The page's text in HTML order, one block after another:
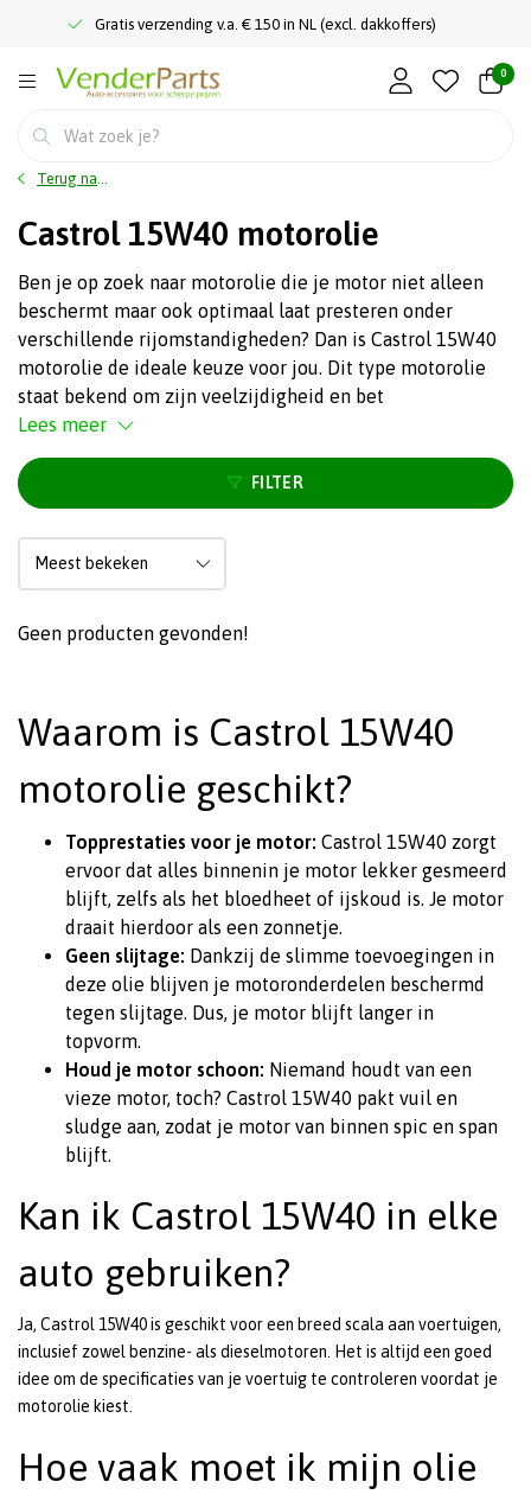
Gratis verzending v.a. € 150 in NL (excl. dakkoffers)
0
Terug naar home
Castrol 15W40 motorolie
Ben je op zoek naar motorolie die je motor niet alleen
beschermt maar ook optimaal laat presteren onder
verschillende rijomstandigheden? Dan is Castrol 15W40
motorolie de ideale keuze voor jou. Dit type motorolie
staat bekend om zijn veelzijdigheid en bet
Lees meer
FILTER
Geen producten gevonden!
Waarom is Castrol 15W40
motorolie geschikt?
Topprestaties voor je motor: Castrol 15W40 zorgt
ervoor dat alles binnenin je motor lekker gesmeerd
blijft, zelfs als het bloedheet of ijskoud is. Je motor
draait hierdoor als een zonnetje.
Geen slijtage: Dankzij de slimme toevoegingen in
deze olie blijven je motoronderdelen beschermd
tegen slijtage. Dus, je motor blijft langer in
topvorm.
Houd je motor schoon: Niemand houdt van een
vieze motor, toch? Castrol 15W40 pakt vuil en
sludge aan, zodat je motor van binnen spic en span
blijft.
Kan ik Castrol 15W40 in elke
auto gebruiken?
Ja, Castrol 15W40 is geschikt voor een breed scala aan voertuigen,
inclusief zowel benzine- als dieselmotoren. Het is altijd een goed
idee om de specificaties van je voertuig te controleren voordat je
motorolie kiest.
Hoe vaak moet ik mijn olie